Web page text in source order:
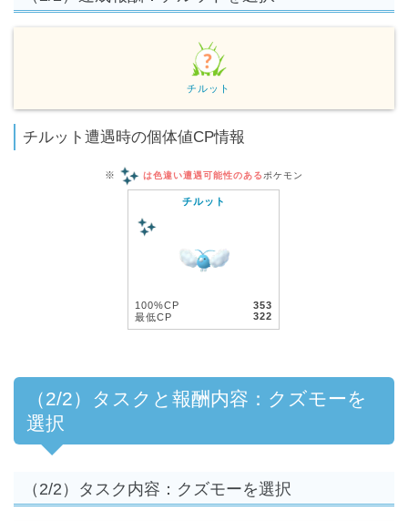
チルット
チルット遭遇時の個体値CP情報
※ は色違い遭遇可能性のある ポケモン
チルット
100%CP
353
最低CP
322
（2/2）タスクと報酬内容：クズモーを
選択
（2/2）タスク内容：クズモーを選択